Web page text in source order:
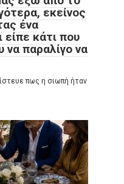
εκείνος
ένα
κάτι που
να παραλίγο να
πως η σιωπή ήταν